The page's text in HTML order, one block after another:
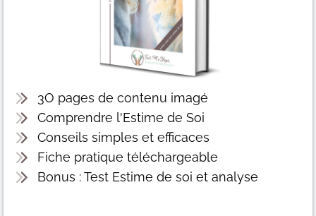
3O pages de contenu imagé
Comprendre l'Estime de Soi
Conseils simples et efficaces
Fiche pratique téléchargeable
Bonus : Test Estime de soi et analyse